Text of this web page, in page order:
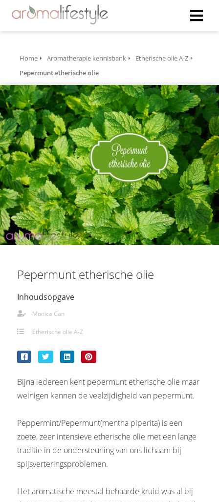
Home Aromatherapie kennisbank
Etherische olie A-Z
Pepermunt etherische olie
Pepermunt etherische olie
Inhoudsopgave
Monica Can
Etherische olie A-Z
Bijna iedereen kent pepermunt etherische olie maar
weinigen kennen de veelzijdigheid van pepermunt.
Peppermint/Pepermunt(mentha piperita) is een
zoete, zeer intensieve etherische olie met een lange
traditie in de ondersteuning van ons lichaam bij
spijsverteringsproblemen.
Het aromatische meestal behaarde kruid was al bij